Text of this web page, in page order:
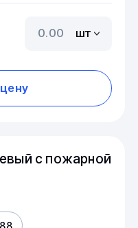
шт
с пожарной